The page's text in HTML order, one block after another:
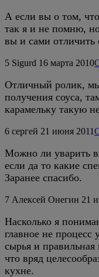
А если вы о том,
так я и не помню,
вы и сами отличить
5 Sigurd 16 марта 2010
Отличный ролик,
получения соуса,
карамельку такую
6 сергей 21 июня 2011
Можно ли уварить
если да то какие
Заранее спасибо.
7 Алексей Онегин 21
Насколько я
главное не процесс
сырья и
что вряд
кухне.